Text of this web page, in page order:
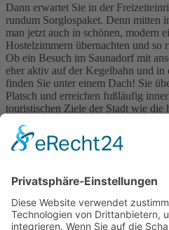
Dann erwartet Sie in der
rundum Sorglospaket. Denn mitten
man jetzt auch in schönen, modern
Hostelzimmern übernachten und so
Ob ein Besuch im Saunadorf mit
eher aktiv auf der Kegelbahn und in
finden Sie unter einem Dach! Sie
Platsch und erreichen fußläufig
touristischen Ziele der Stadt wie die
Döllnitzbahn oder den eintrittsfreien
Freizeitpark, den O-Schatz-Park.
Berufsschulstraße 20, 04758 Oschatz
hostel@oschatz-erleben.de
www.oschatz-erleben.com/hostel